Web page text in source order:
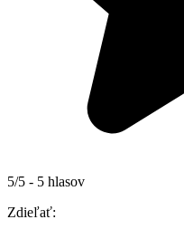
5/5 - 5 hlasov
Zdieľať: